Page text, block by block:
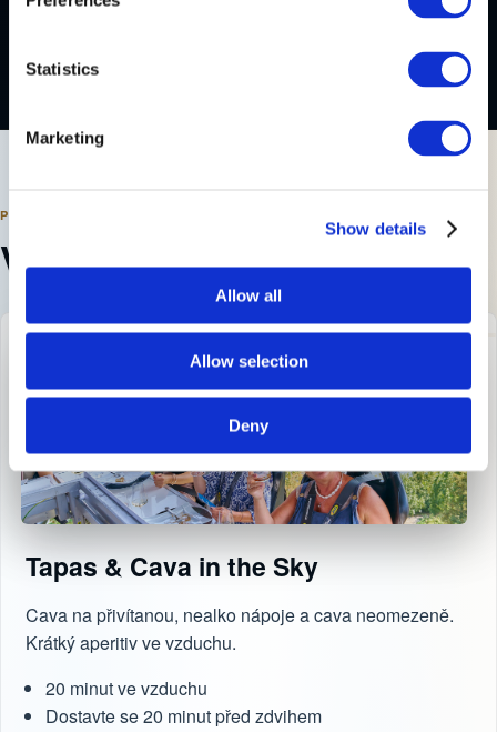
Statistics
Marketing
Show details
Allow all
Allow selection
Deny
PRODUKTY A VSTUPENKY
VYBERTE SI SVŮJ LET
Tapas & Cava in the Sky
Cava na přivítanou, nealko nápoje a cava neomezeně.
Krátký aperitiv ve vzduchu.
20 minut ve vzduchu
Dostavte se 20 minut před zdvihem